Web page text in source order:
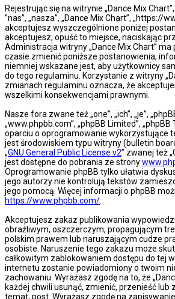
Rejestrując się na witrynie „Dance Mix
”nas”, „nasza”, „Dance Mix Chart”, „https://
akceptujesz wyszczególnione poniżej
akceptujesz, opuść to miejsce, naciskając
Administracja witryny „Dance Mix Chart”
czasie zmienić poniższe postanowienia,
niemniej wskazane jest, aby użytkownicy
do tego regulaminu. Korzystanie z witryny
zmianach regulaminu oznacza, że
wszelkimi konsekwencjami prawnymi.
Nasze fora zwane też „one”, „ich”, „je”,
„www.phpbb.com”, „phpBB Limited”, „phpBB
oparciu o oprogramowanie wykorzystujące
jest środowiskiem typu witryny (bulletin
„GNU General Public License v2” zwanej też
jest dostępne do pobrania ze strony
Oprogramowanie phpBB tylko ułatwia
jego autorzy nie kontrolują tekstów
jego pomocą. Więcej informacji o phpBB
https://www.phpbb.com/
Akceptujesz zakaz publikowania
obraźliwym, oszczerczym, propagującym
polskim prawem lub naruszającym cudze
osobiste. Naruszenie tego zakazu może
całkowitym zablokowaniem dostępu do tej
internetu zostanie powiadomiony o twoim
zachowaniu. Wyrażasz zgodę na to, że
każdej chwili usunąć, zmienić, przenieść lub
temat, post. Wyrażasz zgodę na